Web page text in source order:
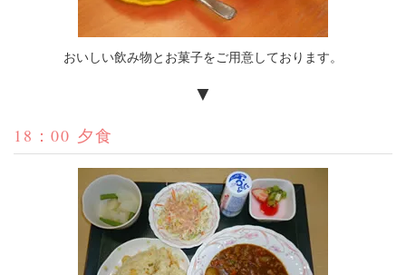
おいしい飲み物とお菓子をご用意しております。
▼
18：00 夕食